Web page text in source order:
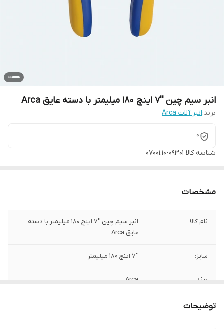
انبر سیم چین ''7 اینچ 180 میلیمتر با دسته عایق Arca
برند:انبر آلات Arca
0
شناسه کالا 09301-07001.10
مشخصات
نام کالا:
انبر سیم چین ''7 اینچ 180 میلیمتر با دسته
عایق Arca
سایز: ''7 اینچ 180 میلیمتر
برند: Arca
کشور سازنده:
توضیحات